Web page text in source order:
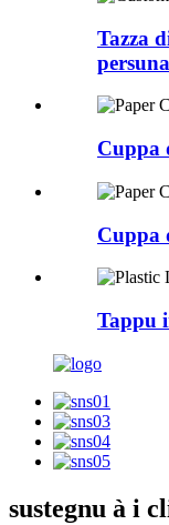
Tazza
Cuppa
Cuppa
Tappu
sustegnu à i